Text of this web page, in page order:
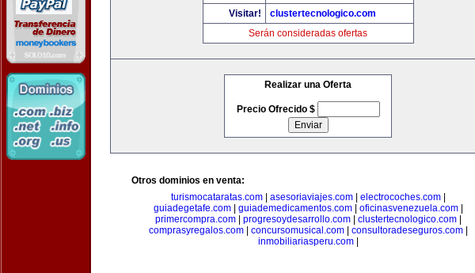
Visitar!
clustertecnologico.com
Serán consideradas ofertas
Realizar una Oferta
Precio Ofrecido $
Otros dominios en venta:
turismocataratas.com| asesoriaviajes.com| electrocoches.com|
guiadegetafe.com| guiademedicamentos.com| oficinasvenezuela.com|
primercompra.com| progresoydesarrollo.com| clustertecnologico.com|
comprasyregalos.com| concursomusical.com| consultoradeseguros.com|
inmobiliariasperu.com|